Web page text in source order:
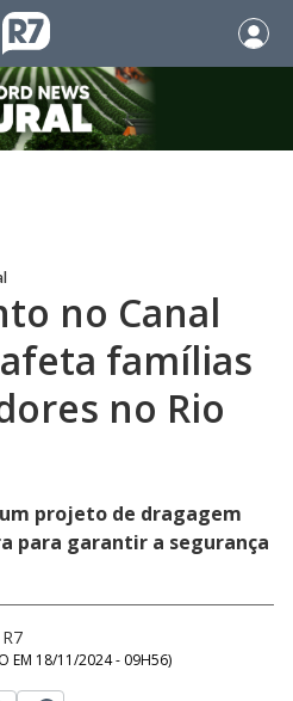
no Canal
famílias
no Rio
projeto de dragagem
para garantir a segurança
EM 18/11/2024 - 09H56)